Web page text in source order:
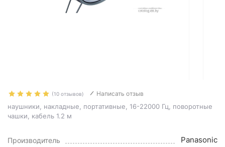
(10 отзывов) Написать отзыв
наушники, накладные, портативные, 16-22000 Гц, поворотные
чашки, кабель 1.2 м
Производитель Panasonic